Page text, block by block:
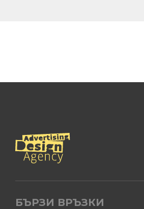
БЪРЗИ ВРЪЗКИ